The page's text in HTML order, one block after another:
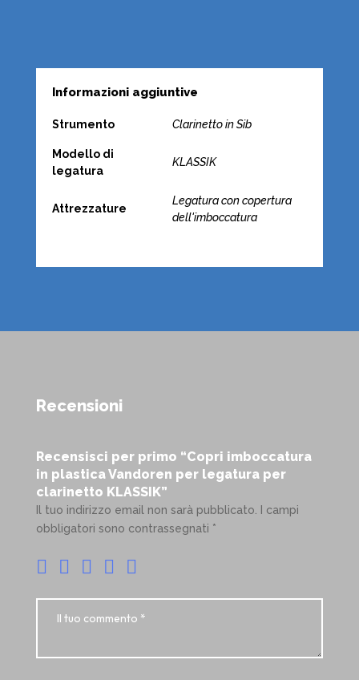
Informazioni aggiuntive
Strumento Clarinetto in Sib
Modello di
legatura
KLASSIK
Attrezzature
Legatura con copertura
dell'imboccatura
Recensioni
Recensisci per primo “Copri imboccatura
in plastica Vandoren per legatura per
clarinetto KLASSIK”
Il tuo indirizzo email non sarà pubblicato.
I campi
obbligatori sono contrassegnati *